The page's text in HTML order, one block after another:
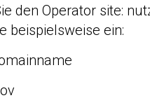
den Operator site:
beispielsweise ein: